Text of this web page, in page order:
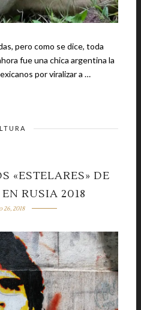
pero como se dice, toda
fue una chica argentina la
por viralizar a …
«ESTELARES» DE
RUSIA 2018
26, 2018